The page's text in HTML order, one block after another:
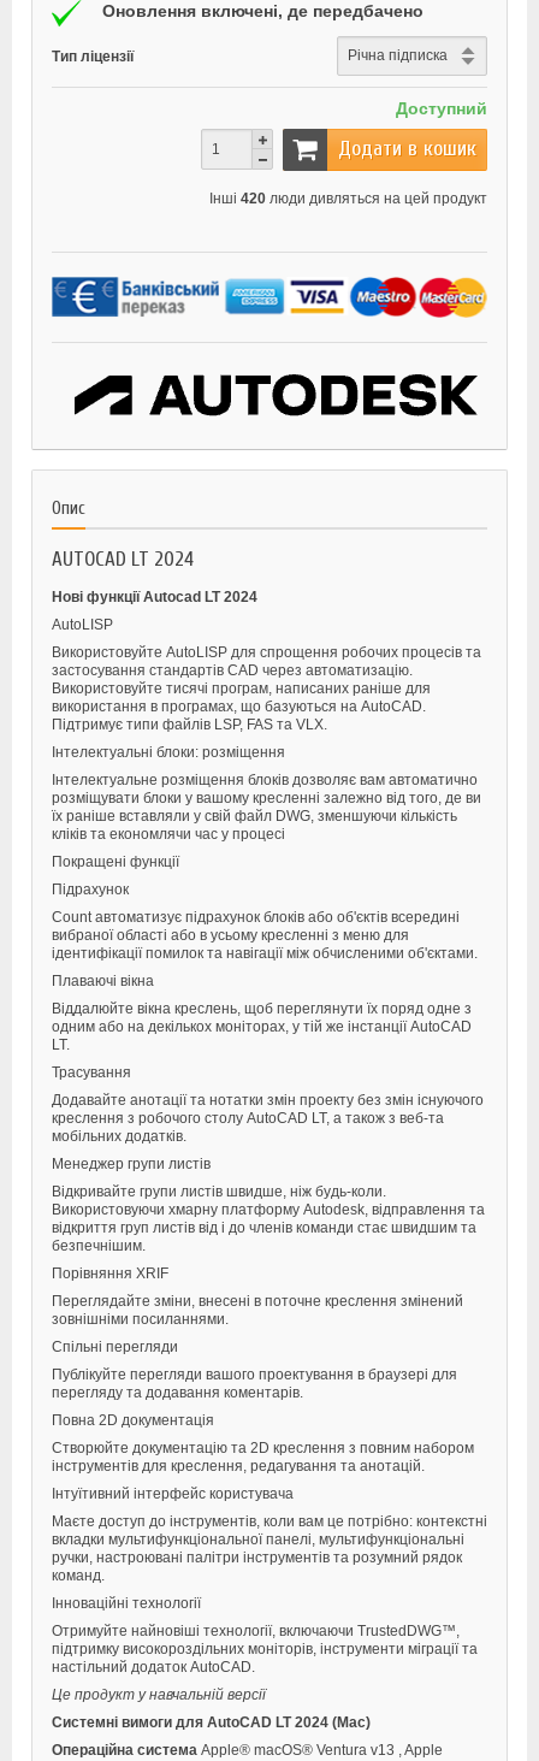
Оновлення включені, де передбачено
Тип ліцензії
Доступний
Додати в кошик
Інші 420 люди дивляться на цей продукт
Опис
AUTOCAD LT 2024
Нові функції Autocad LT 2024
AutoLISP
Використовуйте AutoLISP для спрощення робочих процесів та
застосування стандартів CAD через автоматизацію.
Використовуйте тисячі програм, написаних раніше для
використання в програмах, що базуються на AutoCAD.
Підтримує типи файлів LSP, FAS та VLX.
Інтелектуальні блоки: розміщення
Інтелектуальне розміщення блоків дозволяє вам автоматично
розміщувати блоки у вашому кресленні залежно від того, де ви
їх раніше вставляли у свій файл DWG, зменшуючи кількість
кліків та економлячи час у процесі
Покращені функції
Підрахунок
Count автоматизує підрахунок блоків або об'єктів всередині
вибраної області або в усьому кресленні з меню для
ідентифікації помилок та навігації між обчисленими об'єктами.
Плаваючі вікна
Віддалюйте вікна креслень, щоб переглянути їх поряд одне з
одним або на декількох моніторах, у тій же інстанції AutoCAD
LT.
Трасування
Додавайте анотації та нотатки змін проекту без змін існуючого
креслення з робочого столу AutoCAD LT, а також з веб-та
мобільних додатків.
Менеджер групи листів
Відкривайте групи листів швидше, ніж будь-коли.
Використовуючи хмарну платформу Autodesk, відправлення та
відкриття груп листів від і до членів команди стає швидшим та
безпечнішим.
Порівняння XRIF
Переглядайте зміни, внесені в поточне креслення змінений
зовнішніми посиланнями.
Спільні перегляди
Публікуйте перегляди вашого проектування в браузері для
перегляду та додавання коментарів.
Повна 2D документація
Створюйте документацію та 2D креслення з повним набором
інструментів для креслення, редагування та анотацій.
Інтуїтивний інтерфейс користувача
Маєте доступ до інструментів, коли вам це потрібно: контекстні
вкладки мультифункціональної панелі, мультифункціональні
ручки, настроювані палітри інструментів та розумний рядок
команд.
Інноваційні технології
Отримуйте найновіші технології, включаючи TrustedDWG™,
підтримку високороздільних моніторів, інструменти міграції та
настільний додаток AutoCAD.
Це продукт у навчальній версії
Системні вимоги для AutoCAD LT 2024 (Mac)
Операційна система Apple® macOS® Ventura v13 , Apple